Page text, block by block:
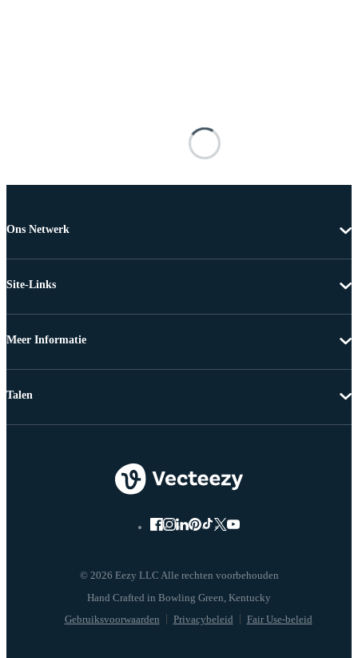
Ons Netwerk
Site-Links
Meer Informatie
© 2026 Eezy LLC Alle rechten voorbehouden
Gebruiksvoorwaarden Privacybeleid Fair Use-beleid
Talen